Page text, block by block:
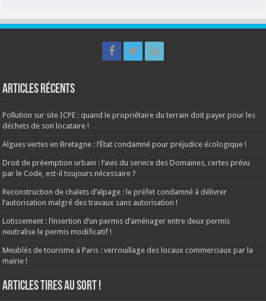
Articles récents
Pollution sur site ICPE : quand le propriétaire du terrain doit payer pour les
déchets de son locataire !
Algues vertes en Bretagne : l’État condamné pour préjudice écologique !
Droit de préemption urbain : l’avis du service des Domaines, certes prévu
par le Code, est-il toujours nécessaire ?
Reconstruction de chalets d’alpage : le préfet condamné à délivrer
l’autorisation malgré des travaux sans autorisation !
Lotissement : l’insertion d’un permis d’aménager entre deux permis
neutralise le permis modificatif !
Meublés de tourisme à Paris : verrouillage des locaux commerciaux par la
mairie !
ARTICLES TIRES AU SORT !